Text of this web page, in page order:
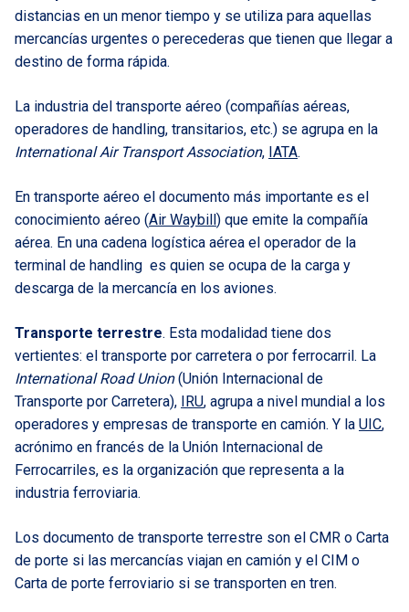
distancias en un menor tiempo y se utiliza para aquellas
mercancías urgentes o perecederas que tienen que llegar a
destino de forma rápida.
La industria del transporte aéreo (compañías aéreas,
operadores de handling, transitarios, etc.) se agrupa en la
International Air Transport Association, IATA.
En transporte aéreo el documento más importante es el
conocimiento aéreo (Air Waybill) que emite la compañía
aérea. En una cadena logística aérea el operador de la
terminal de handling es quien se ocupa de la carga y
descarga de la mercancía en los aviones.
Transporte terrestre. Esta modalidad tiene dos
vertientes: el transporte por carretera o por ferrocarril. La
International Road Union(Unión Internacional de
Transporte por Carretera), IRU, agrupa a nivel mundial a los
operadores y empresas de transporte en camión. Y la UIC,
acrónimo en francés de la Unión Internacional de
Ferrocarriles, es la organización que representa a la
industria ferroviaria.
Los documento de transporte terrestre son el CMR o Carta
de porte si las mercancías viajan en camión y el CIM o
Carta de porte ferroviario si se transporten en tren.